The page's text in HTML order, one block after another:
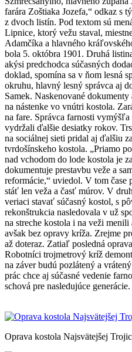
farára Zoštiaka Jozefa,“ odkaz s
z dvoch listín. Pod textom sú
Lipnice, ktorý vežu staval,
Adamčíka a hlavného
bola 5. októbra 1901. Druhá
akýsi predchodca súčasných
doklad, spomína sa v ňom lesná
okruhu, hlavný lesný správca aj
Samek. Naskenované
na nástenke vo vnútri kostola.
na fare. Správca farnosti
vydržali ďalšie desiatky rokov.
na sociálnej sieti pridal aj ďalšiu
tvrdošínskeho kostola. „Priamo
nad vchodom do lode kostola je
dokumentuje prestavbu veže a
reformácie,“ uviedol. V tom čase
stáť len veža a časť múrov. V
veriaci stavať súčasný kostol, s
rekonštrukcia nasledovala v už
na streche kostola i na veži
avšak bez opravy kríža. Zrejme
až doteraz. Zatiaľ posledná
Robotníci trojmetrový kríž
na záver budú pozlátený a
prác chce aj súčasné vedenie
schová pre nasledujúce generácie.
Oprava kostola Najsvätejšej